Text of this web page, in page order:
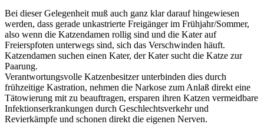
Bei dieser Gelegenheit muß auch ganz klar darauf hingewiesen
werden, dass gerade unkastrierte Freigänger im Frühjahr/Sommer,
also wenn die Katzendamen rollig sind und die Kater auf
Freierspfoten unterwegs sind, sich das Verschwinden häuft.
Katzendamen suchen einen Kater, der Kater sucht die Katze zur
Paarung.
Verantwortungsvolle Katzenbesitzer unterbinden dies durch
frühzeitige Kastration, nehmen die Narkose zum Anlaß direkt eine
Tätowierung mit zu beauftragen, ersparen ihren Katzen vermeidbare
Infektionserkrankungen durch Geschlechtsverkehr und
Revierkämpfe und schonen direkt die eigenen Nerven.